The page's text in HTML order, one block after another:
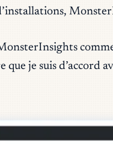
je suis d’accord